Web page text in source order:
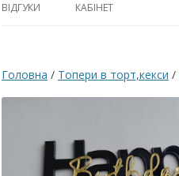
ВІДГУКИ КАБІНЕТ
Головна / Топери в торт,кекси /